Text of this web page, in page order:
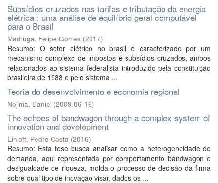
Subsídios cruzados nas tarifas e tributação da energia
elétrica : uma análise de equilíbrio geral computável
para o Brasil
Madruga, Felipe Gomes (2017)
Resumo: O setor elétrico no brasil é caracterizado por um
mecanismo complexo de impostos e subsídios cruzados, ambos
relacionados ao sistema federalista introduzido pela constituição
brasileira de 1988 e pelo sistema ...
Teoria do desenvolvimento e economia regional
Nojima, Daniel (2009-06-16)
The echoes of bandwagon through a complex system of
innovation and development
Einloft, Pedro Costa (2016)
Resumo: Esta tese busca analisar como a heterogeneidade de
demanda, aqui representada por comportamento bandwagon e
desigualdade de riqueza, molda o processo de decisão da firma
sobre qual tipo de inovação visar, dados os ...